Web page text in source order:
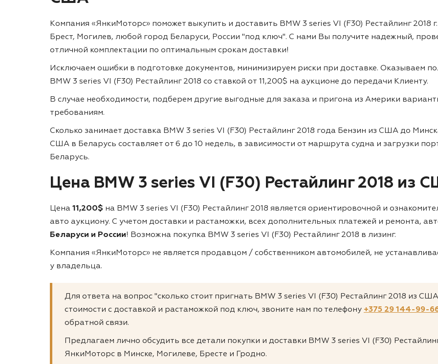
Компания «ЯнкиМоторс» поможет выкупить и доставить BMW 3 series VI (F30) Рестайлинг 2018
Брест, Могилев, любой город Беларуси, России "под ключ". С нами Вы получите надежный,
отличной комплектации по оптимальным срокам доставки!
Исключаем ошибки в подготовке документов, минимизируем риски при доставке. Оказываем
BMW 3 series VI (F30) Рестайлинг 2018 со ставкой от 11,200$ на аукционе до передачи Клиенту.
В случае необходимости, подберем другие выгодные для заказа и пригона из Америки
требованиям.
Сколько занимает доставка BMW 3 series VI (F30) Рестайлинг 2018 года Бензин из США до
США в Беларусь составляет от 6 до 10 недель, в зависимости от маршрута судна и загрузки
Беларусь.
Цена BMW 3 series VI (F30) Рестайлинг 2018 из
Цена 11,200$ на BMW 3 series VI (F30) Рестайлинг 2018 является ориентировочной и
авто аукциону. С учетом доставки и растаможки, всех дополнительных платежей и ремонта,
Беларуси и России! Возможна покупка BMW 3 series VI (F30) Рестайлинг 2018 в лизинг.
Компания «ЯнкиМоторс» не является продавцом / собственником автомобилей, не
у владельца.
Для ответа на вопрос "сколько стоит пригнать BMW 3 series VI (F30) Рестайлинг 2018 из
стоимости с доставкой и растаможкой под ключ, звоните нам по телефону +375 29 144-99-
обратной связи.
Предлагаем лично обсудить все детали покупки и доставки BMW 3 series VI (F30)
ЯнкиМоторс в Минске, Могилеве, Бресте и Гродно.